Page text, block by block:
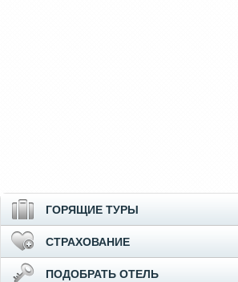
ГОРЯЩИЕ ТУРЫ
СТРАХОВАНИЕ
ПОДОБРАТЬ ОТЕЛЬ